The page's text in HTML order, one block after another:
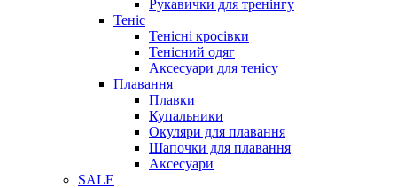
Рукавички для тренінгу
Теніс
Тенісні кросівки
Тенісний одяг
Аксесуари для тенісу
Плавання
Плавки
Купальники
Окуляри для плавання
Шапочки для плавання
Аксесуари
SALE